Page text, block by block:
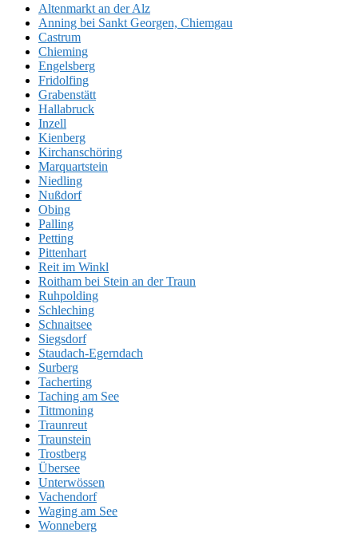
Altenmarkt an der Alz
Anning bei Sankt Georgen, Chiemgau
Castrum
Chieming
Engelsberg
Fridolfing
Grabenstätt
Hallabruck
Inzell
Kienberg
Kirchanschöring
Marquartstein
Niedling
Nußdorf
Obing
Palling
Petting
Pittenhart
Reit im Winkl
Roitham bei Stein an der Traun
Ruhpolding
Schleching
Schnaitsee
Siegsdorf
Staudach-Egerndach
Surberg
Tacherting
Taching am See
Tittmoning
Traunreut
Traunstein
Trostberg
Übersee
Unterwössen
Vachendorf
Waging am See
Wonneberg